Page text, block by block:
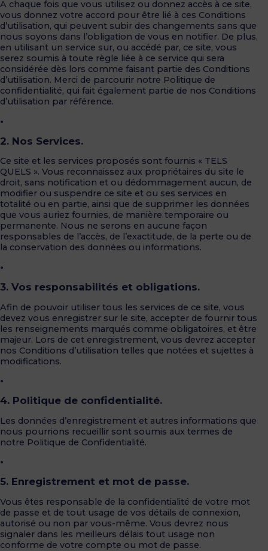
A chaque fois que vous utilisez ou donnez accès à ce site,
vous donnez votre accord pour être lié à ces Conditions
d’utilisation, qui peuvent subir des changements sans que
nous soyons dans l’obligation de vous en notifier. De plus,
en utilisant un service sur, ou accédé par, ce site, vous
serez soumis à toute règle liée à ce service qui sera
considérée dès lors comme faisant partie des Conditions
d’utilisation. Merci de parcourir notre Politique de
confidentialité, qui fait également partie de nos Conditions
d’utilisation par référence.
•
2. Nos Services.
Ce site et les services proposés sont fournis « TELS
QUELS ». Vous reconnaissez aux propriétaires du site le
droit, sans notification et ou dédommagement aucun, de
modifier ou suspendre ce site et ou ses services en
totalité ou en partie, ainsi que de supprimer les données
que vous auriez fournies, de manière temporaire ou
permanente. Nous ne serons en aucune façon
responsables de l’accès, de l’exactitude, de la perte ou de
la conservation des données ou informations.
•
3. Vos responsabilités et obligations.
Afin de pouvoir utiliser tous les services de ce site, vous
devez vous enregistrer sur le site, accepter de fournir tous
les renseignements marqués comme obligatoires, et être
majeur. Lors de cet enregistrement, vous devrez accepter
nos Conditions d’utilisation telles que notées et sujettes à
modifications.
•
4. Politique de confidentialité.
Les données d’enregistrement et autres informations que
nous pourrions recueillir sont soumis aux termes de
notre Politique de Confidentialité.
•
5. Enregistrement et mot de passe.
Vous êtes responsable de la confidentialité de votre mot
de passe et de tout usage de vos détails de connexion,
autorisé ou non par vous-même. Vous devrez nous
signaler dans les meilleurs délais tout usage non
conforme de votre compte ou mot de passe.